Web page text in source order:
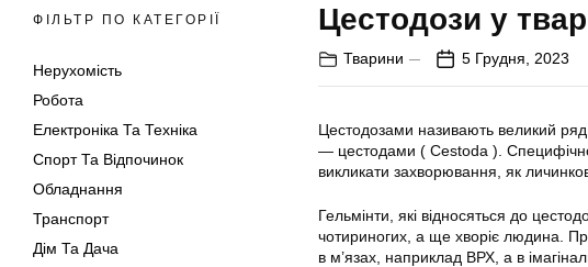
ФІЛЬТР ПО КАТЕГОРІЇ
Нерухомість
Робота
Електроніка Та Техніка
Спорт Та Відпочинок
Обладнання
Транспорт
Дім Та Дача
Цестодози у
Тварини 5 Грудня, 2023
Цестодозами називають великий ряд
— цестодами ( Сestoda ).
викликати захворювання, як
Гельмінти, які відносяться до
чотириногих, а ще хворіє людина.
в м’язах, наприклад ВРХ, а в